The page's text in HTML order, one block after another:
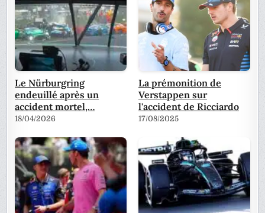
Le Nürburgring
endeuillé après un
accident mortel,…
18/04/2026
La prémonition de
Verstappen sur
l'accident de Ricciardo
17/08/2025